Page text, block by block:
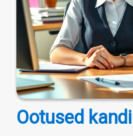
Ootused